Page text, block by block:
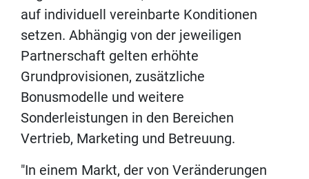
auf individuell vereinbarte Konditionen
setzen. Abhängig von der jeweiligen
Partnerschaft gelten erhöhte
Grundprovisionen, zusätzliche
Bonusmodelle und weitere
Sonderleistungen in den Bereichen
Vertrieb, Marketing und Betreuung.
"In einem Markt, der von Veränderungen